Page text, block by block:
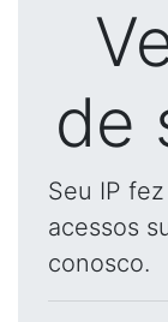
de
Seu IP
acessos
conosco.